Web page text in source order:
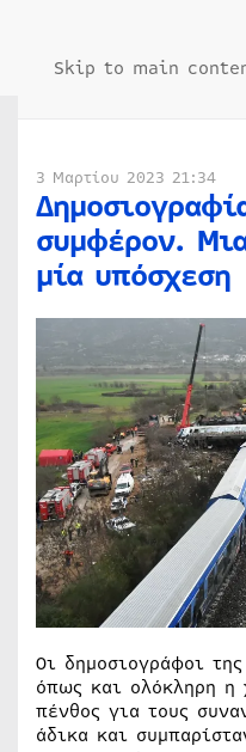
Skip to main
3 Μαρτίου 2023 21:34
συμφέρον.
μία υπόσχεση
Οι δημοσιογράφοι
όπως και ολόκληρη η
πένθος για τους
άδικα και